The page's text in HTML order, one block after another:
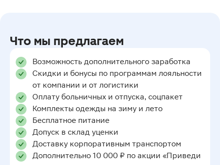
Что мы предлагаем
Возможность дополнительного заработка
Скидки и бонусы по программам лояльности
от компании и от логистики
Оплату больничных и отпуска, соцпакет
Комплекты одежды на зиму и лето
Бесплатное питание
Допуск в склад уценки
Доставку корпоративным транспортом
Дополнительно 10 000 ₽ по акции «Приведи